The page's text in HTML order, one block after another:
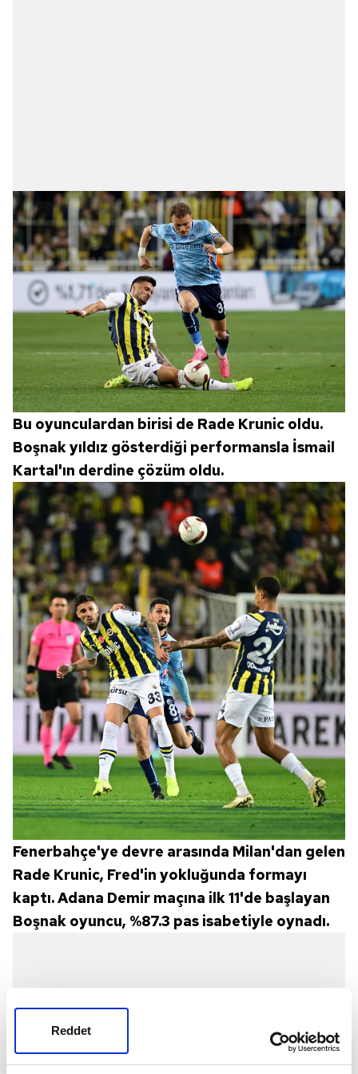
Reddet
Bu oyunculardan birisi de Rade Krunic oldu.
Boşnak yıldız gösterdiği performansla İsmail
Kartal'ın derdine çözüm oldu.
Fenerbahçe'ye devre arasında Milan'dan gelen
Rade Krunic, Fred'in yokluğunda formayı
kaptı. Adana Demir maçına ilk 11'de başlayan
Boşnak oyuncu, %87.3 pas isabetiyle oynadı.